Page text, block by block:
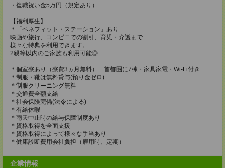
・復職祝い金5万円（規定あり）
【福利厚生】
＊「ベネフィット・ステーション」あり
映画や旅行、コンビニでの割引、育児・介護まで
様々な特典を利用できます。
2親等以内のご家族も利用可能◎
＊個室寮あり（寮費3ヵ月無料） 首都圏に7棟・家具家電・Wi-Fi付き
＊制服・靴は無料貸与(預り金ゼロ)
＊制服クリーニング無料
＊交通費全額支給
＊社会保険完備(法令による)
＊有給休暇
＊雨天中止時の給与保障制度あり
＊資格取得を全面支援
＊資格取得によって様々な手当あり
＊健康診断費用会社負担（雇用時、定期）
企業情報